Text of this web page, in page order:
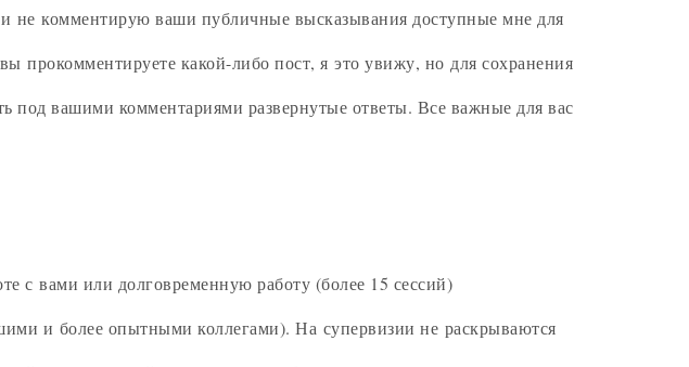
не комментирую ваши публичные высказывания доступные мне для
какой-либо пост, я это увижу, но для сохранения
под вашими комментариями развернутые ответы. Все важные для вас
с вами или долговременную работу (более 15 сессий)
и более опытными коллегами). На супервизии не раскрываются